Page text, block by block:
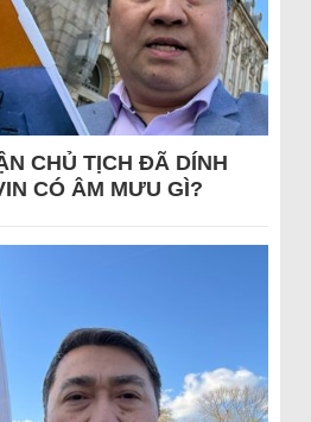
CHỦ TỊCH ĐÃ DÍNH
CÓ ÂM MƯU GÌ?